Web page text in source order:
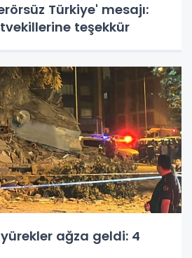
Türkiye' mesajı:
teşekkür
ağza geldi: 4